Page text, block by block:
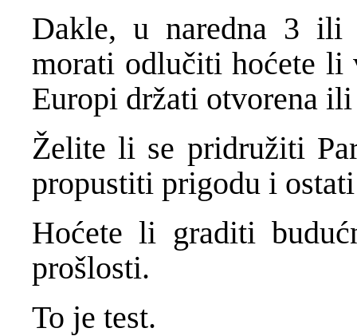
Dakle, u naredna 3 ili
morati odlučiti hoćete li
Europi držati otvorena
Želite li se pridružiti
propustiti prigodu i
Hoćete li graditi
prošlosti.
To je test.